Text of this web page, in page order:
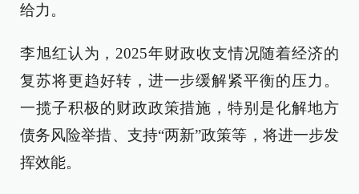
给力。
李旭红认为，2025年财政收支情况随着经济的
复苏将更趋好转，进一步缓解紧平衡的压力。
一揽子积极的财政政策措施，特别是化解地方
债务风险举措、支持“两新”政策等，将进一步发
挥效能。